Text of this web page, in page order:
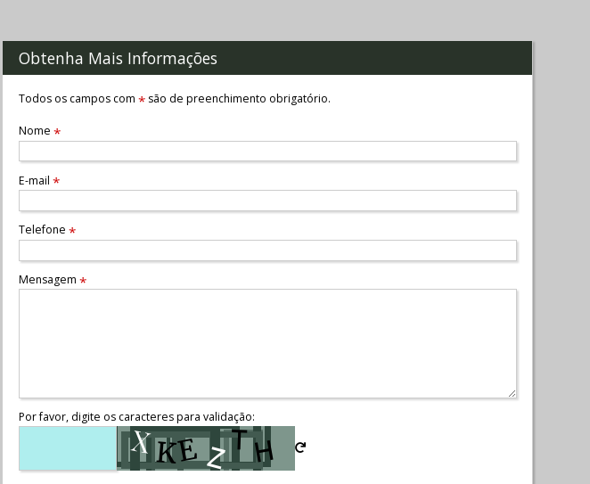
Obtenha Mais Informações
Todos os campos com *são de preenchimento obrigatório.
Nome *
E-mail *
Telefone *
Mensagem *
Por favor, digite os caracteres para validação: